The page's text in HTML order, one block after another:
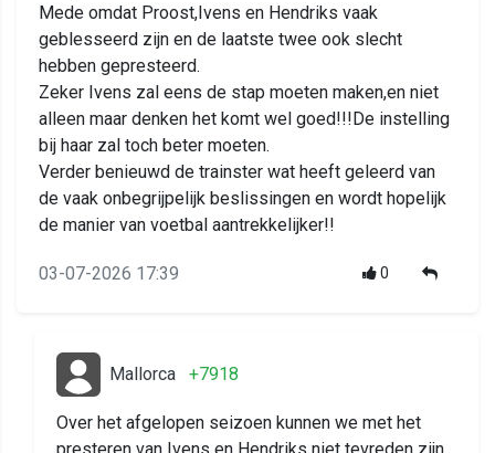
Mede omdat Proost,Ivens en Hendriks vaak
geblesseerd zijn en de laatste twee ook slecht
hebben gepresteerd.
Zeker Ivens zal eens de stap moeten maken,en niet
alleen maar denken het komt wel goed!!!De instelling
bij haar zal toch beter moeten.
Verder benieuwd de trainster wat heeft geleerd van
de vaak onbegrijpelijk beslissingen en wordt hopelijk
de manier van voetbal aantrekkelijker!!
03-07-2026 17:39 0
Mallorca +7918
Over het afgelopen seizoen kunnen we met het